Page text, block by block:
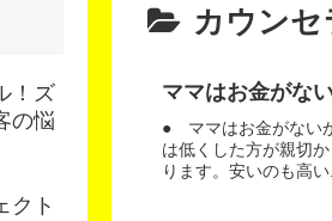
カウンセ
ママはお金がな
● ママはお金がない
は低くした方が親切
ります。安いのも高い
！ズ
の悩
クト